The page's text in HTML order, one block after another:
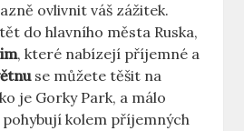
ovlivnit váš zážitek.
do hlavního města Ruska,
, které nabízejí příjemné a
se můžete těšit na
je Gorky Park, a málo
kolem příjemných